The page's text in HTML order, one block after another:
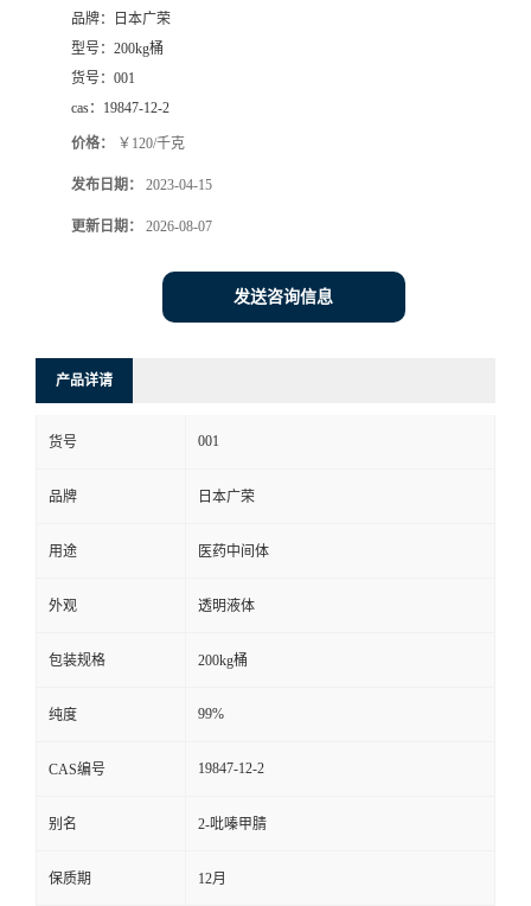
品牌：
日本广荣
型号： 200kg桶
货号： 001
cas： 19847-12-2
价格： ￥120/千克
发布日期： 2023-04-15
更新日期： 2026-08-07
发送咨询信息
产品详请
货号 001
品牌 日本广荣
用途 医药中间体
外观 透明液体
包装规格 200kg桶
纯度 99%
CAS编号 19847-12-2
别名 2-吡嗪甲腈
保质期 12月